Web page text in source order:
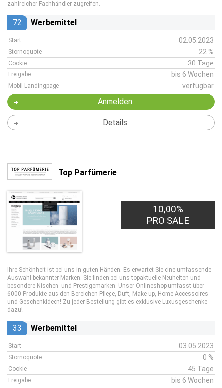
zahlreicher Fachhändler zugreifen.
72 Werbemittel
Start 02.05.2023
Stornoquote 22 %
Cookie 30 Tage
Freigabe bis 6 Wochen
Mobil-Landingpage verfügbar
Anmelden
Details
Top Parfümerie
10,00%
PRO SALE
Ihre Schönheit ist bei uns in guten Händen. Es erwartet Sie eine umfassende
Auswahl bekannter Marken. Sie finden bei uns topaktuelle Neuheiten und
besondere Nischen- und Prestigemarken. Unser Onlineshop umfasst über
6000 Produkte aus den Bereichen Pflege, Duft, Make-up, Home Accessoires
und Geschenkideen! Zu jeder Bestellung gibt es exklusive Luxusgeschenke
dazu!
33 Werbemittel
Start 03.05.2023
Stornoquote 0 %
Cookie 45 Tage
Freigabe
bis 6 Wochen